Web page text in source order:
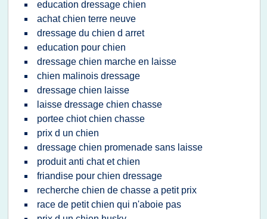
education dressage chien
achat chien terre neuve
dressage du chien d arret
education pour chien
dressage chien marche en laisse
chien malinois dressage
dressage chien laisse
laisse dressage chien chasse
portee chiot chien chasse
prix d un chien
dressage chien promenade sans laisse
produit anti chat et chien
friandise pour chien dressage
recherche chien de chasse a petit prix
race de petit chien qui n'aboie pas